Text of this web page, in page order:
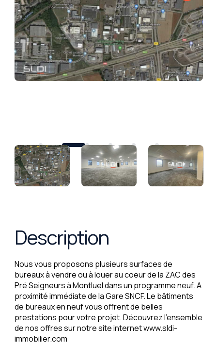
Description
Nous vous proposons plusieurs surfaces de
bureaux à vendre ou à louer au coeur de la ZAC des
Pré Seigneurs à Montluel dans un programme neuf. A
proximité immédiate de la Gare SNCF. Le bâtiments
de bureaux en neuf vous offrent de belles
prestations pour votre projet. Découvrez l'ensemble
de nos offres sur notre site internet www.sldi-
immobilier.com